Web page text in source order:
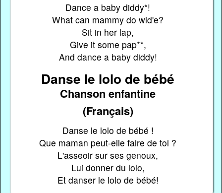
Dance a baby diddy*!
What can mammy do wid'e?
Sit in her lap,
Give it some pap**,
And dance a baby diddy!
Danse le lolo de bébé
Chanson enfantine
(Français)
Danse le lolo de bébé !
Que maman peut-elle faire de toi ?
L'asseoir sur ses genoux,
Lui donner du lolo,
Et danser le lolo de bébé!